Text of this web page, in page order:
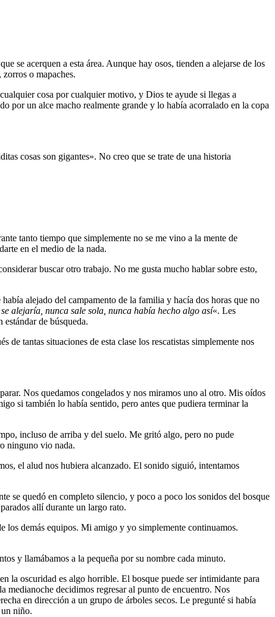
se acerquen a esta área. Aunque hay osos, tienden a alejarse de los
o mapaches.
cosa por cualquier motivo, y Dios te ayude si llegas a
por un alce macho realmente grande y lo había acorralado en la copa
cosas son gigantes». No creo que se trate de una historia
tanto tiempo que simplemente no se me vino a la mente de
en el medio de la nada.
buscar otro trabajo. No me gusta mucho hablar sobre esto,
alejado del campamento de la familia y hacía dos horas que no
alejaría, nunca sale sola, nunca había hecho algo así«. Les
de búsqueda.
tantas situaciones de esta clase los rescatistas simplemente nos
Nos quedamos congelados y nos miramos uno al otro. Mis oídos
si también lo había sentido, pero antes que pudiera terminar la
incluso de arriba y del suelo. Me gritó algo, pero no pude
ninguno vio nada.
el alud nos hubiera alcanzado. El sonido siguió, intentamos
se quedó en completo silencio, y poco a poco los sonidos del bosque
allí durante un largo rato.
los demás equipos. Mi amigo y yo simplemente continuamos.
y llamábamos a la pequeña por su nombre cada minuto.
la oscuridad es algo horrible. El bosque puede ser intimidante para
medianoche decidimos regresar al punto de encuentro. Nos
en dirección a un grupo de árboles secos. Le pregunté si había
niño.